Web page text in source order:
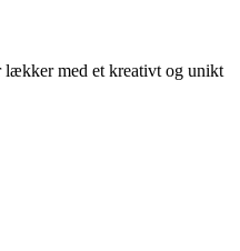
lækker med et kreativt og unikt